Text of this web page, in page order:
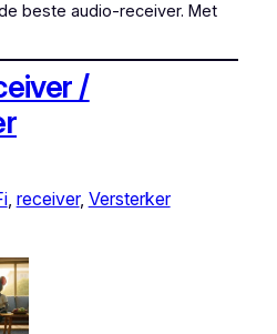
beste audio-receiver. Met
/
, receiver, Versterker